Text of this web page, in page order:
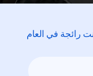
رائجة في العام